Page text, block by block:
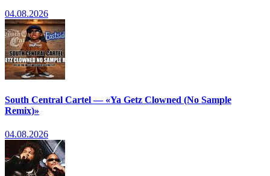
04.08.2026
South Central Cartel — «Ya Getz Clowned (No Sample
Remix)»
04.08.2026